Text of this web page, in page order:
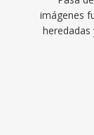
imágenes
heredadas